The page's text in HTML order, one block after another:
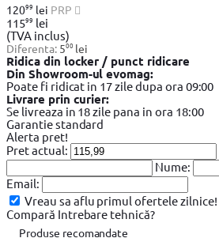
12099 lei PRP
11599 lei
(TVA inclus)
Diferenta: 500 lei
Ridica din locker / punct ridicare
Din Showroom-ul evomag:
Poate fi ridicat in 17 zile dupa ora 09:00
Livrare prin curier:
Se livreaza in 18 zile pana in ora 18:00
Garantie standard
Alerta pret!
Pret actual:
Nume:
Email:
Vreau sa aflu primul ofertele zilnice!
Compară Intrebare tehnică?
Produse recomandate